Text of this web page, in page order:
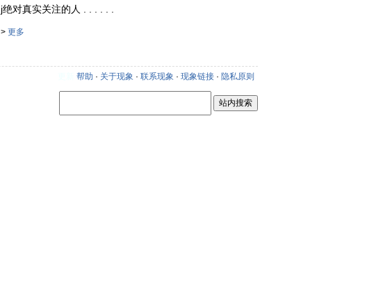
j绝对真实关注的人 . . . . . .
> 更多
帮助 · 关于现象 · 联系现象 · 现象链接 · 隐私原则